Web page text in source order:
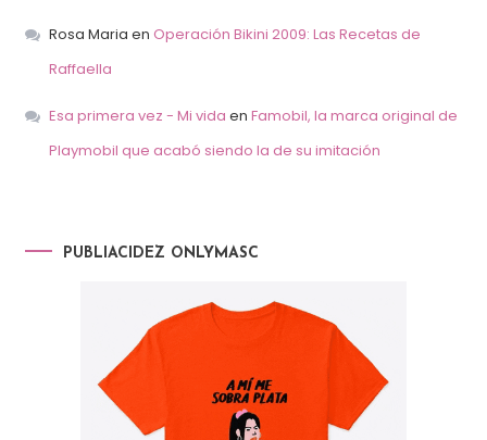
Rosa Maria en Operación Bikini 2009: Las Recetas de
Raffaella
Esa primera vez - Mi vida en Famobil, la marca original de
Playmobil que acabó siendo la de su imitación
PUBLIACIDEZ ONLYMASC